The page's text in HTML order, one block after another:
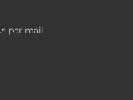
par mail